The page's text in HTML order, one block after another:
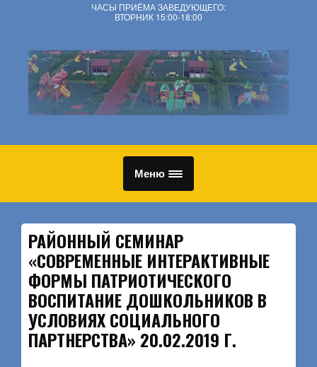
ЧАСЫ ПРИЁМА ЗАВЕДУЮЩЕГО:
ВТОРНИК 15:00-18:00
Меню
РАЙОННЫЙ СЕМИНАР
«СОВРЕМЕННЫЕ ИНТЕРАКТИВНЫЕ
ФОРМЫ ПАТРИОТИЧЕСКОГО
ВОСПИТАНИЕ ДОШКОЛЬНИКОВ В
УСЛОВИЯХ СОЦИАЛЬНОГО
ПАРТНЕРСТВА» 20.02.2019 Г.